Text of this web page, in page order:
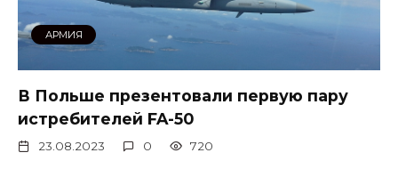
АРМИЯ
В Польше презентовали первую пару
истребителей FA-50
23.08.2023 0 720